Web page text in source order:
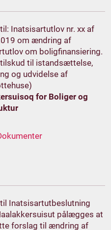
Inatsisartutlov nr. xx af
om ændring af
om boligfinansiering.
til istandsættelse,
og udvidelse af
for Boliger og
Inatsisartutbeslutning
pålægges at
forslag til ændring af